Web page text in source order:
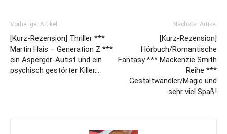
Vorheriger Artikel
[Kurz-Rezension] Thriller ***
Martin Hais – Generation Z ***
ein Asperger-Autist und ein
psychisch gestörter Killer…
Nächster Artikel
[Kurz-Rezension]
Hörbuch/Romantische
Fantasy *** Mackenzie Smith
Reihe ***
Gestaltwandler/Magie und
sehr viel Spaß!